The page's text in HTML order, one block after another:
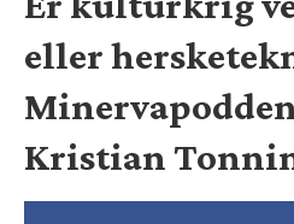
eller
Kristian